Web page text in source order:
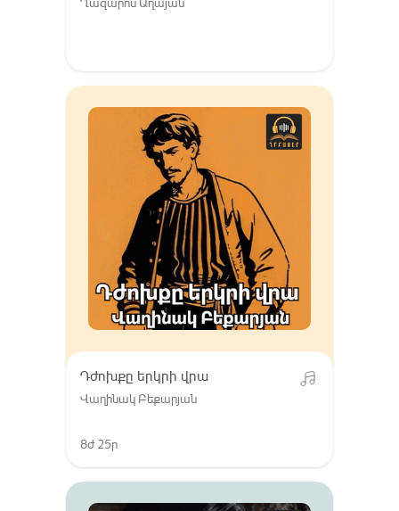
Դժոխքը երկրի վրա
Վաղինակ Բեքարյան
8ժ 25ր